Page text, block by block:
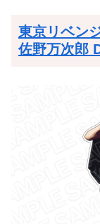
東京リベン
佐野万次郎